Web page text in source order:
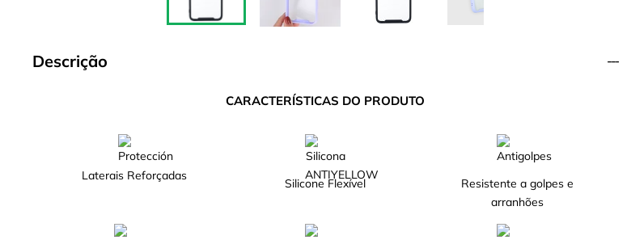
Descrição
CARACTERÍSTICAS DO PRODUTO
Laterais Reforçadas
Silicone Flexível
Resistente a golpes e
arranhões